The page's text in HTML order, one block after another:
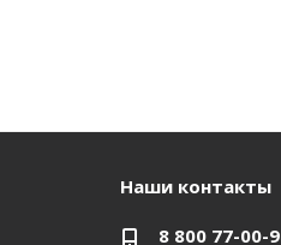
Наши контакты
8 800 77-00-